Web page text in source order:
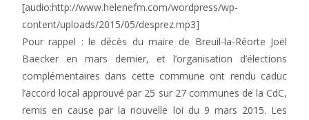
[audio:http://www.helenefm.com/wordpress/wp-
content/uploads/2015/05/desprez.mp3]
Pour rappel : le décès du maire de Breuil-la-Réorte Joël
Baecker en mars dernier, et l’organisation d’élections
complémentaires dans cette commune ont rendu caduc
l’accord local approuvé par 25 sur 27 communes de la CdC,
remis en cause par la nouvelle loi du 9 mars 2015. Les